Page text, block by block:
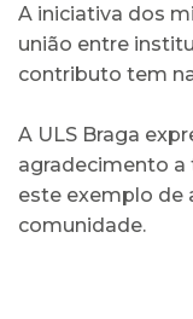
A iniciativa dos
união entre
contributo tem
A ULS Braga
agradecimento
este exemplo de
comunidade.